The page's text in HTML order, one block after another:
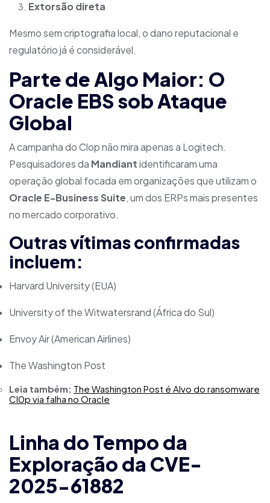
Extorsão direta
Mesmo sem criptografia local, o dano reputacional e
regulatório já é considerável.
Parte de Algo Maior: O
Oracle EBS sob Ataque
Global
A campanha do Clop não mira apenas a Logitech.
Pesquisadores da Mandiantidentificaram uma
operação global focada em organizações que utilizam o
Oracle E-Business Suite, um dos ERPs mais presentes
no mercado corporativo.
Outras vítimas confirmadas
incluem:
Harvard University (EUA)
University of the Witwatersrand (África do Sul)
Envoy Air (American Airlines)
The Washington Post
Leia também: The Washington Post é Alvo do ransomware
Cl0p via falha no Oracle
Linha do Tempo da
Exploração da CVE-
2025-61882